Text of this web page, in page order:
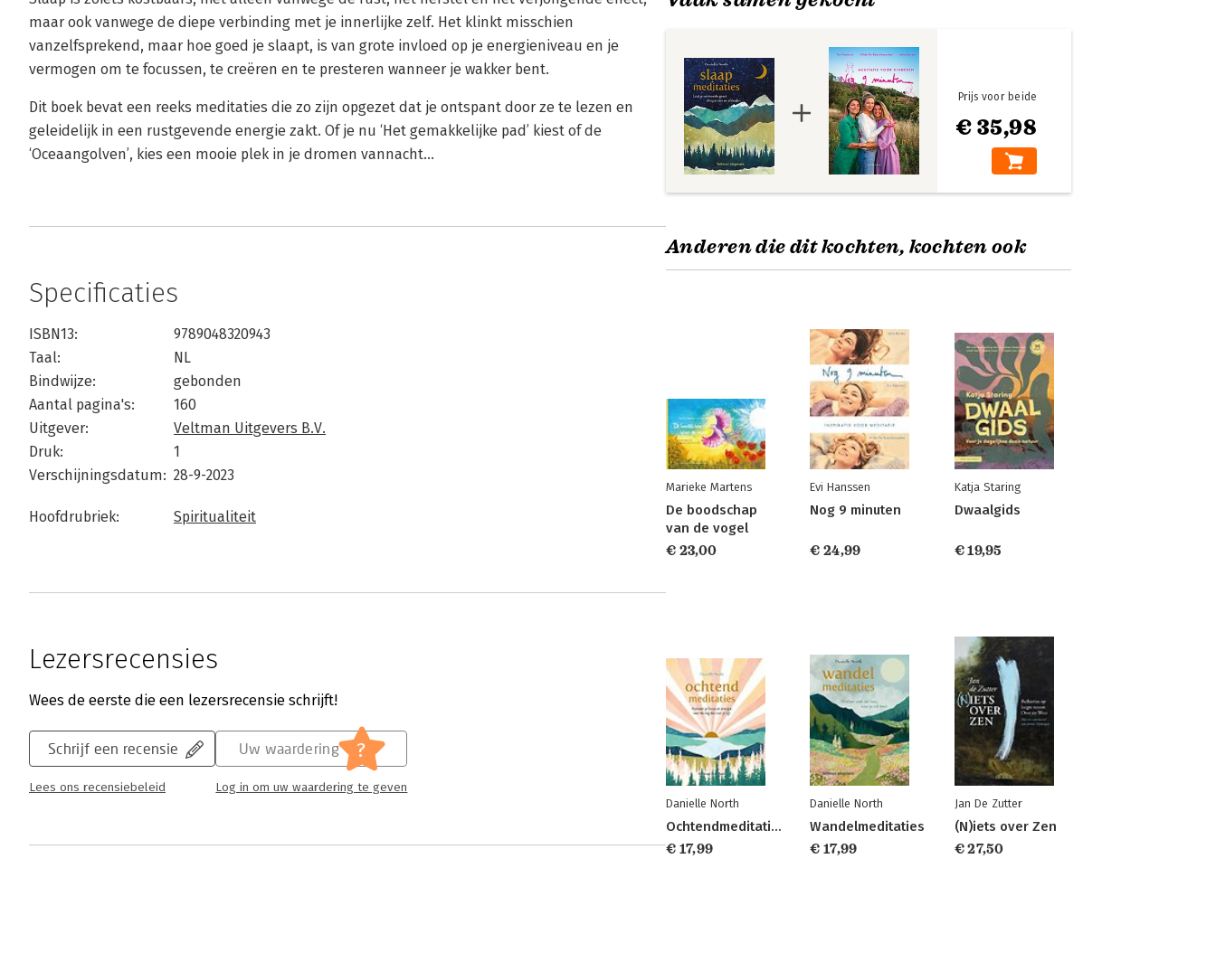
maar ook vanwege de diepe verbinding met je innerlijke zelf. Het klinkt misschien
vanzelfsprekend, maar hoe goed je slaapt, is van grote invloed op je energieniveau en je
vermogen om te focussen, te creëren en te presteren wanneer je wakker bent.
Dit boek bevat een reeks meditaties die zo zijn opgezet dat je ontspant door ze te lezen en
geleidelijk in een rustgevende energie zakt. Of je nu ‘Het gemakkelijke pad’ kiest of de
‘Oceaangolven’, kies een mooie plek in je dromen vannacht...
Specificaties
ISBN13:
9789048320943
Taal:
NL
Bindwijze:
gebonden
Aantal pagina's:
160
Uitgever:
Veltman Uitgevers B.V.
Druk:
1
Verschijningsdatum: 28-9-2023
Hoofdrubriek: Spiritualiteit
Lezersrecensies
Wees de eerste die een lezersrecensie schrijft!
Schrijf een recensie
Lees ons recensiebeleid
Uw waardering ?
Log in om uw waardering te geven
€ 35,98
Prijs voor beide
Anderen die dit kochten, kochten ook
Marieke Martens
De boodschap
van de vogel
€ 23,00
Evi Hanssen
Nog 9 minuten
€ 24,99
Katja Staring
Dwaalgids
€ 19,95
Danielle North
Ochtendmeditaties
€ 17,99
Danielle North
Wandelmeditaties
€ 17,99
Jan De Zutter
(N)iets over Zen
€ 27,50